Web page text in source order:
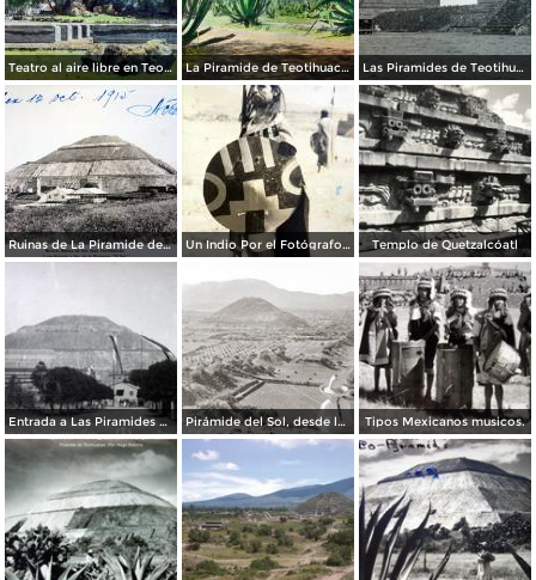
Teatro al aire libre en Teotihuacán, por el fotógrafo T. Enami, de Yokohama, Japón (1934) La Piramide de Teotihuacán, por el fotógrafo T. Enami, de Yokohama, Japón (1934) Las Piramides de Teotihuacán, por el fotógrafo T. Enami, de Yokohama, Japón (1934)
Ruinas de La Piramide del sol lado oriente Por el Fotógrafo Félix Miret. ( Circulada el 12 de Octubre de 1915 ). Un Indio Por el Fotógrafo Hugo Brehme. ( Circulada el 16 de Enero de 1936 ). Templo de Quetzalcóatl
Entrada a Las Piramides de Teotihuacan precio $ .20 Centavos. Pirámide del Sol, desde la Pirámide de la Luna Tipos Mexicanos musicos.